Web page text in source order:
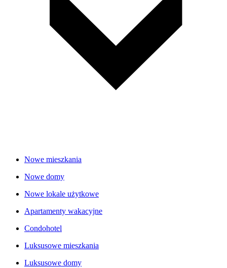
Nowe mieszkania
Nowe domy
Nowe lokale użytkowe
Apartamenty wakacyjne
Condohotel
Luksusowe mieszkania
Luksusowe domy